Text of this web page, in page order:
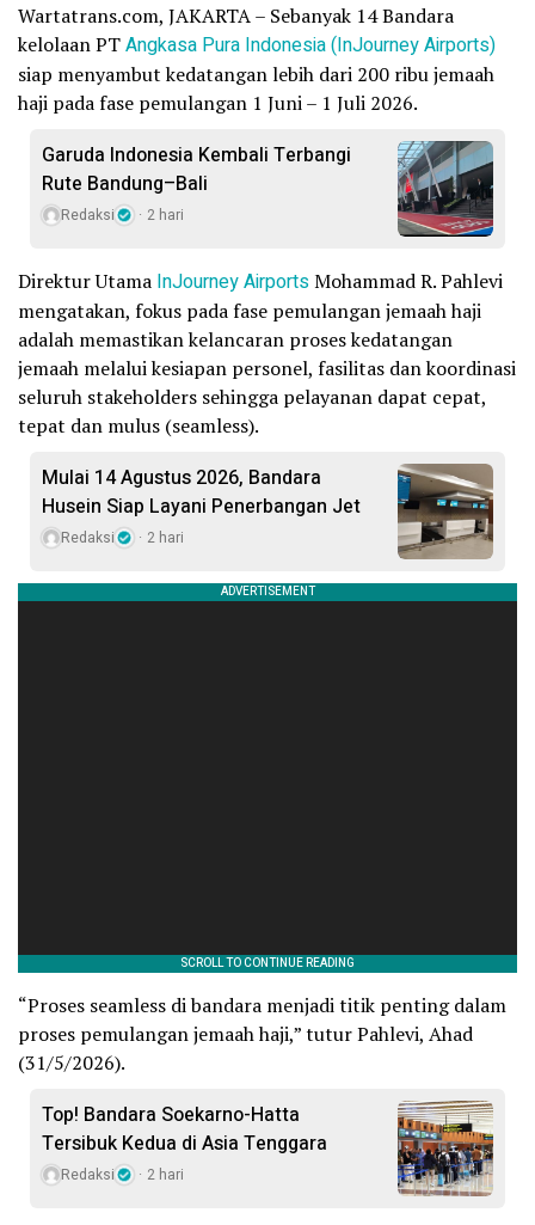
Wartatrans.com, JAKARTA – Sebanyak 14 Bandara
kelolaan PTAngkasa Pura Indonesia (InJourney Airports)
siap menyambut kedatangan lebih dari 200 ribu jemaah
haji pada fase pemulangan 1 Juni – 1 Juli 2026.
Garuda Indonesia Kembali Terbangi
Rute Bandung–Bali
Redaksi 2 hari
Direktur Utama InJourney AirportsMohammad R. Pahlevi
mengatakan, fokus pada fase pemulangan jemaah haji
adalah memastikan kelancaran proses kedatangan
jemaah melalui kesiapan personel, fasilitas dan koordinasi
seluruh stakeholders sehingga pelayanan dapat cepat,
tepat dan mulus (seamless).
Mulai 14 Agustus 2026, Bandara
Husein Siap Layani Penerbangan Jet
Redaksi 2 hari
“Proses seamless di bandara menjadi titik penting dalam
proses pemulangan jemaah haji,” tutur Pahlevi, Ahad
(31/5/2026).
Top! Bandara Soekarno-Hatta
Tersibuk Kedua di Asia Tenggara
Redaksi 2 hari